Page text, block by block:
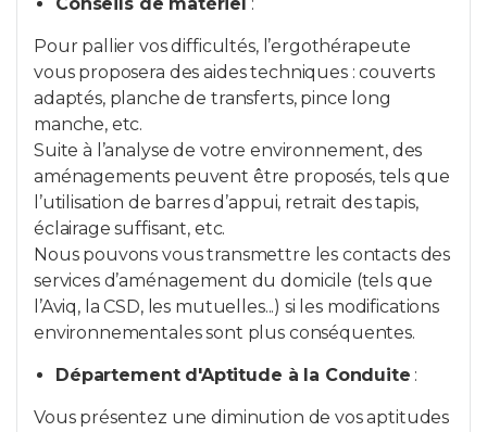
Pour pallier vos difficultés, l’ergothérapeute
vous proposera des aides techniques : couverts
adaptés, planche de transferts, pince long
manche, etc.
Suite à l’analyse de votre environnement, des
aménagements peuvent être proposés, tels que
l’utilisation de barres d’appui, retrait des tapis,
éclairage suffisant, etc.
Nous pouvons vous transmettre les contacts des
services d’aménagement du domicile (tels que
l’Aviq, la CSD, les mutuelles...) si les modifications
environnementales sont plus conséquentes.
Département d'Aptitude à la Conduite :
Vous présentez une diminution de vos aptitudes